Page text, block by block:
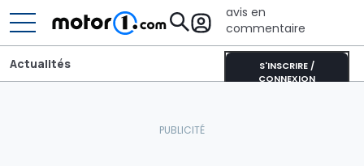
avis en
commentaire
S'INSCRIRE /
CONNEXION
Actualités